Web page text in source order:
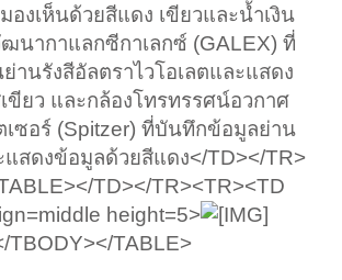
งเห็นด้วยสีแดง เขียวและน้ำเงิน
ฒนากาแลกซีกาเลกซ์ (GALEX) ที่
านรังสีอัลตราไวโอเลตและแสดง
ขียว และกล้องโทรทรรศน์อวกาศ
เซอร์ (Spitzer) ที่บันทึกข้อมูลย่าน
แสดงข้อมูลด้วยสีแดง</TD></TR>
TD></TR><TR><TD
height=5>
TBODY></TABLE>